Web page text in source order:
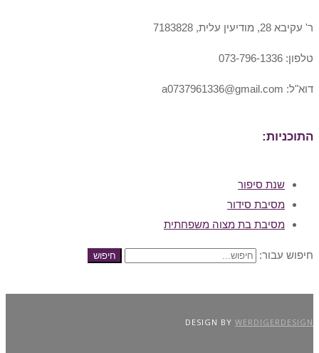
ר' עקיבא 28, מודיעין עלית, 7183828
טלפון: 073-796-1336
דוא"ל: a0737961336@gmail.com
התוכניות:
שנת סיפור
מסיבת סידור
מסיבת בת מצוה משפחתית
חיפוש עבור: חיפוש
DESIGN BY WERDIGERDESIGN